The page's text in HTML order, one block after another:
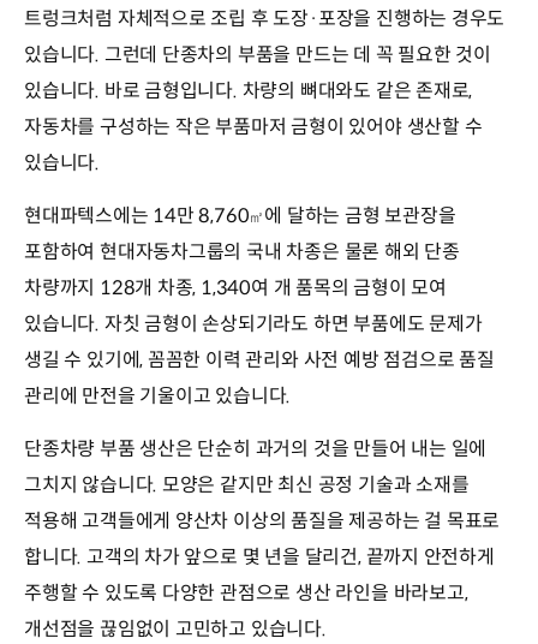
트렁크처럼 자체적으로 조립 후 도장·포장을 진행하는 경우도
있습니다. 그런데 단종차의 부품을 만드는 데 꼭 필요한 것이
있습니다. 바로 금형입니다. 차량의 뼈대와도 같은 존재로,
자동차를 구성하는 작은 부품마저 금형이 있어야 생산할 수
있습니다.
현대파텍스에는 14만 8,760㎡ 에 달하는 금형 보관장을
포함하여 현대자동차그룹의 국내 차종은 물론 해외 단종
차량까지 128개 차종, 1,340여 개 품목의 금형이 모여
있습니다. 자칫 금형이 손상되기라도 하면 부품에도 문제가
생길 수 있기에, 꼼꼼한 이력 관리와 사전 예방 점검으로 품질
관리에 만전을 기울이고 있습니다.
단종차량 부품 생산은 단순히 과거의 것을 만들어 내는 일에
그치지 않습니다. 모양은 같지만 최신 공정 기술과 소재를
적용해 고객들에게 양산차 이상의 품질을 제공하는 걸 목표로
합니다. 고객의 차가 앞으로 몇 년을 달리건, 끝까지 안전하게
주행할 수 있도록 다양한 관점으로 생산 라인을 바라보고,
개선점을 끊임없이 고민하고 있습니다.